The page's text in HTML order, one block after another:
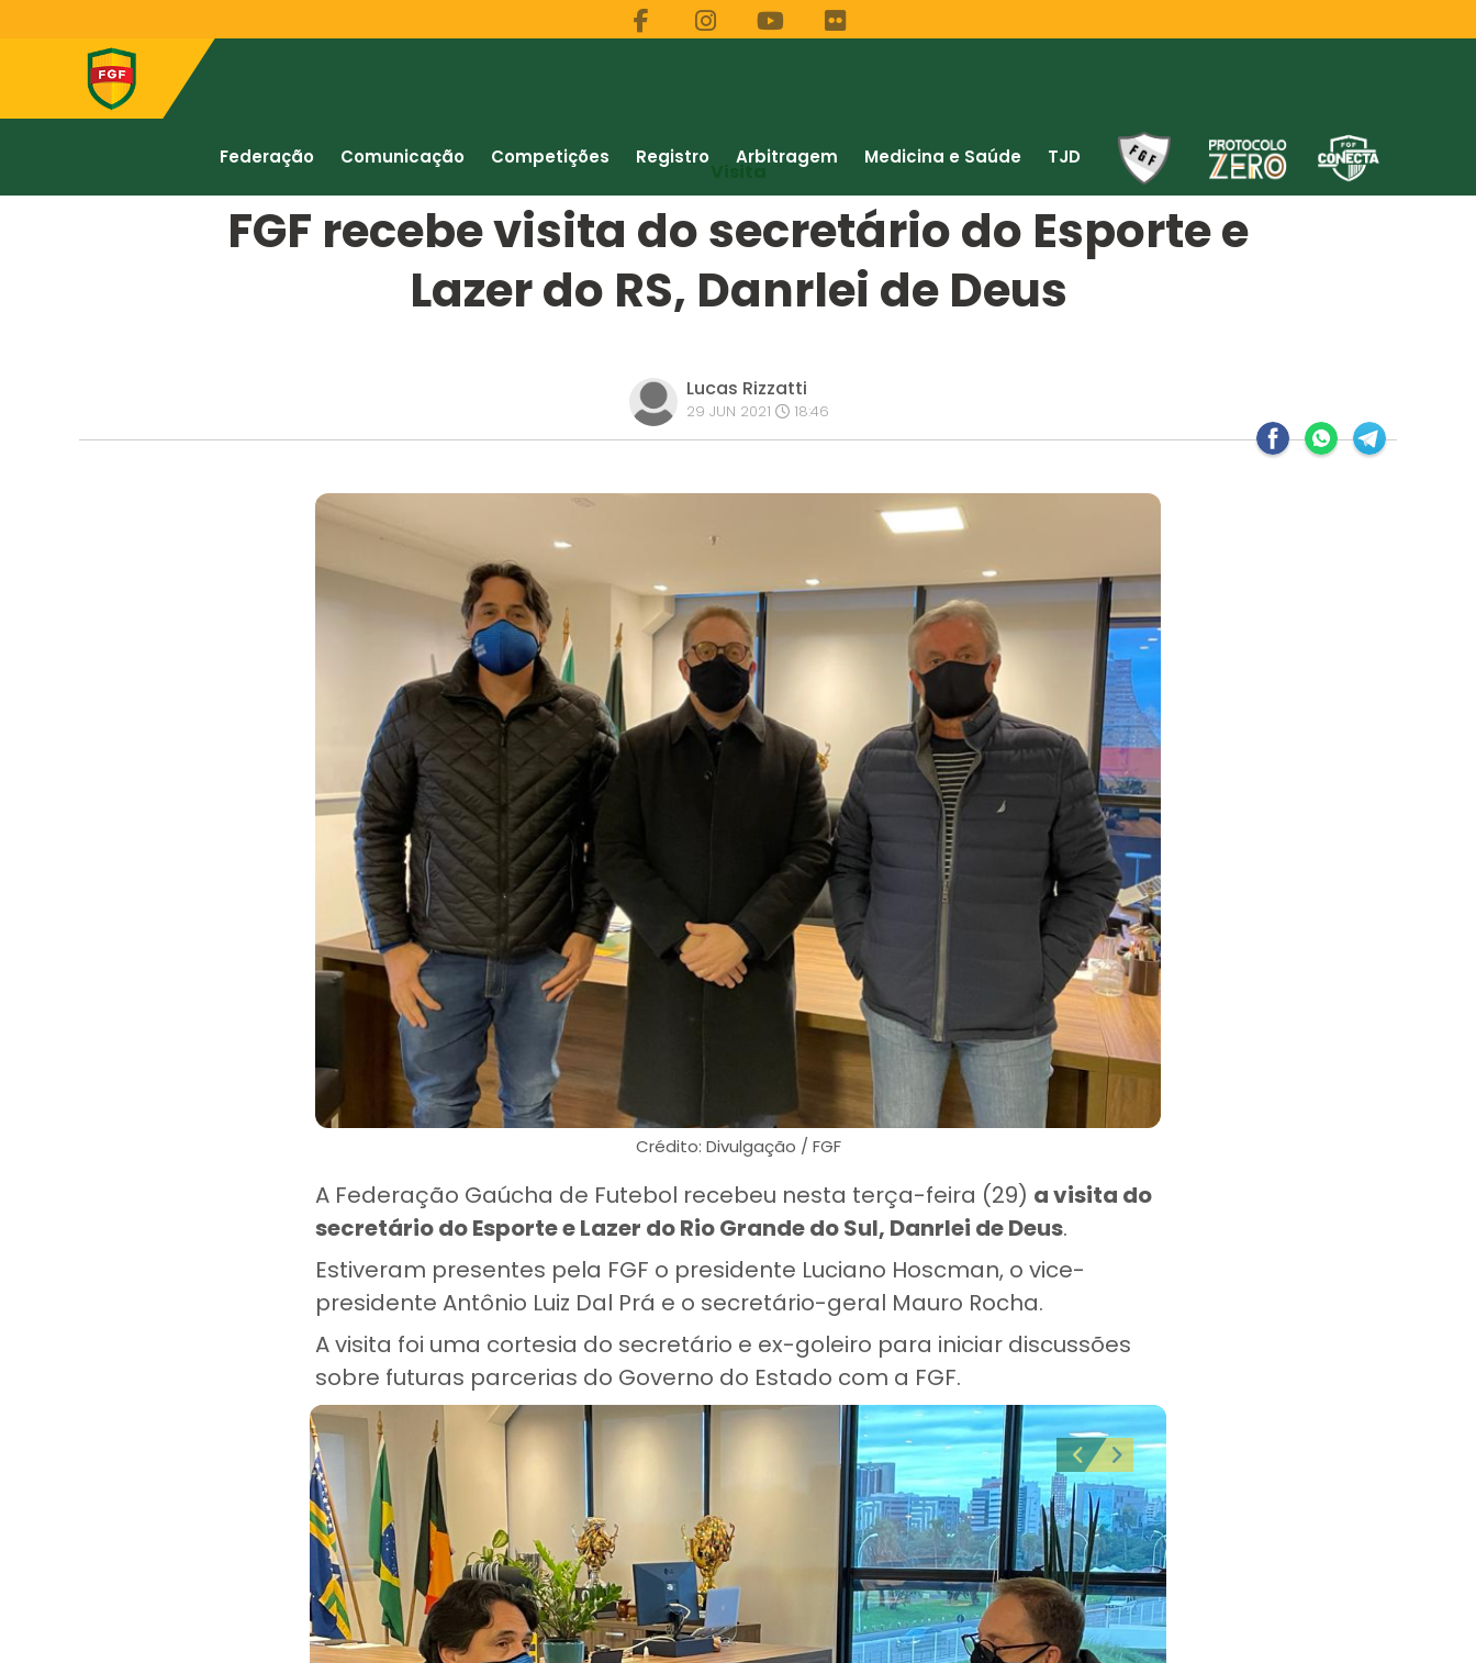
Federação Comunicação Competições Registro Arbitragem Medicina e Saúde TJD
FGF recebe visita do secretário do Esporte e
Lazer do RS, Danrlei de Deus
Lucas Rizzatti
29 JUN 2021 18:46
Crédito: Divulgação / FGF
A Federação Gaúcha de Futebol recebeu nesta terça-feira (29) a visita do
secretário do Esporte e Lazer do Rio Grande do Sul, Danrlei de Deus.
Estiveram presentes pela FGF o presidente Luciano Hoscman, o vice-
presidente Antônio Luiz Dal Prá e o secretário-geral Mauro Rocha.
A visita foi uma cortesia do secretário e ex-goleiro para iniciar discussões
sobre futuras parcerias do Governo do Estado com a FGF.